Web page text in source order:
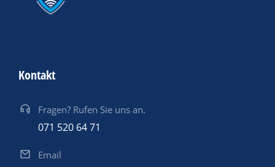
Kontakt
Fragen? Rufen Sie uns an.
071 520 64 71
Email